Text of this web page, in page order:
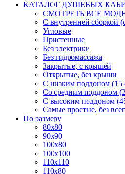
КАТАЛОГ ДУШЕВЫХ
СМОТРЕТЬ ВСЕ
С внутренней сборкой
Угловые
Пристенные
Без электрики
Без гидромассажа
Закрытые, с крышей
Открытые, без крыши
С низким поддоном (15
Со средним поддоном
С высоким поддоном
Самые простые, без
По размеру
80x80
90x90
100x80
100x100
110x110
110x80